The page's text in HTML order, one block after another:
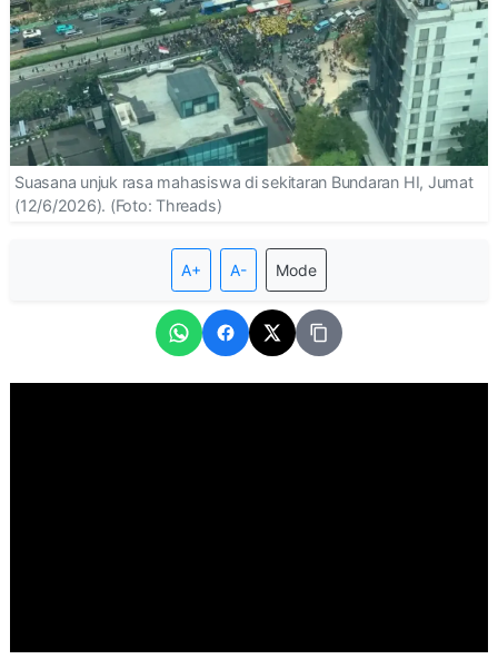
Suasana unjuk rasa mahasiswa di sekitaran Bundaran HI, Jumat
(12/6/2026). (Foto: Threads)
A+ A- Mode